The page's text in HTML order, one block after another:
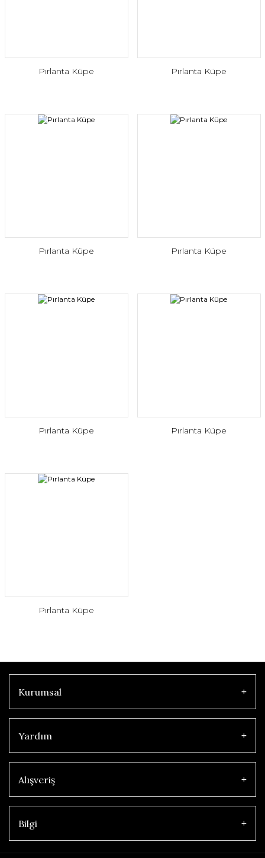
Pırlanta Küpe Pırlanta Küpe
Pırlanta Küpe Pırlanta Küpe
Pırlanta Küpe Pırlanta Küpe
Pırlanta Küpe
Kurumsal
Yardım
Alışveriş
Bilgi